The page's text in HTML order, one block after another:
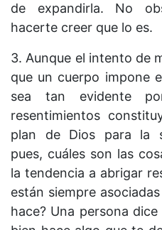
de expandirla. No
hacerte creer que lo es.
3. Aunque el intento de
que un cuerpo impone
sea tan evidente
resentimientos
plan de Dios para la
pues, cuáles son las
la tendencia a abrigar
están siempre
hace? Una persona